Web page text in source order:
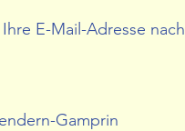
E-Mail-Adresse nach
Gamprin